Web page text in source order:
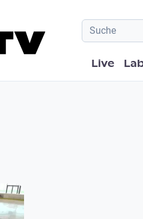
Live